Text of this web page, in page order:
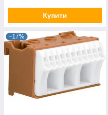
Купити
–17%